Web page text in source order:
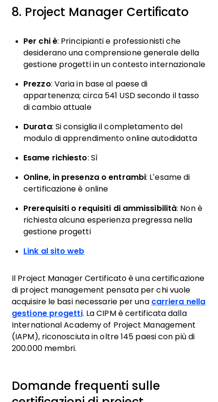
8. Project Manager Certificato
Per chi è: Principianti e professionisti che
desiderano una comprensione generale della
gestione progetti in un contesto internazionale
Prezzo: Varia in base al paese di
appartenenza; circa 541 USD secondo il tasso
di cambio attuale
Durata: Si consiglia il completamento del
modulo di apprendimento online autodidatta
Esame richiesto: Sì
Online, in presenza o entrambi: L’esame di
certificazione è online
Prerequisiti o requisiti di ammissibilità: Non è
richiesta alcuna esperienza pregressa nella
gestione progetti
Link al sito web
Il Project Manager Certificato è una certificazione
di project management pensata per chi vuole
acquisire le basi necessarie per una carriera nella
gestione progetti. La CIPM è certificata dalla
International Academy of Project Management
(IAPM), riconosciuta in oltre 145 paesi con più di
200.000 membri.
Domande frequenti sulle